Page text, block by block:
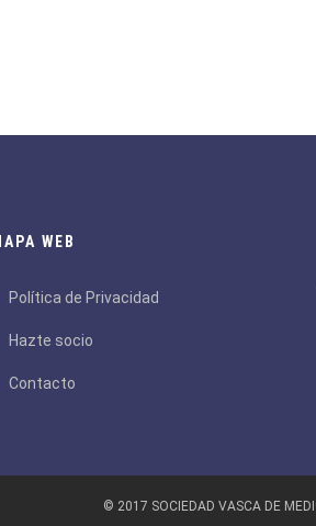
WEB
Política de Privacidad
Hazte socio
Contacto
© 2017 SOCIEDAD VASCA DE